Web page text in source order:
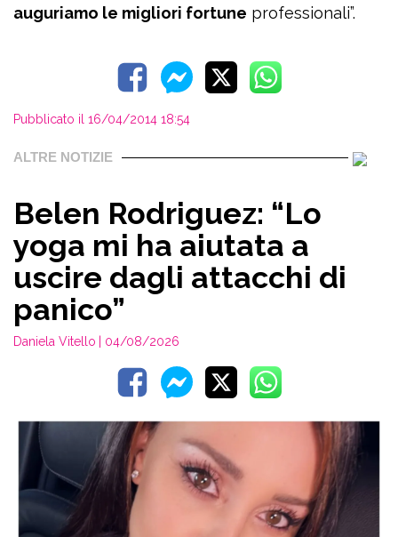
auguriamo le migliori fortune professionali”.
Pubblicato il 16/04/2014 18:54
ALTRE NOTIZIE
Belen Rodriguez: “Lo
yoga mi ha aiutata a
uscire dagli attacchi di
panico”
Daniela Vitello | 04/08/2026